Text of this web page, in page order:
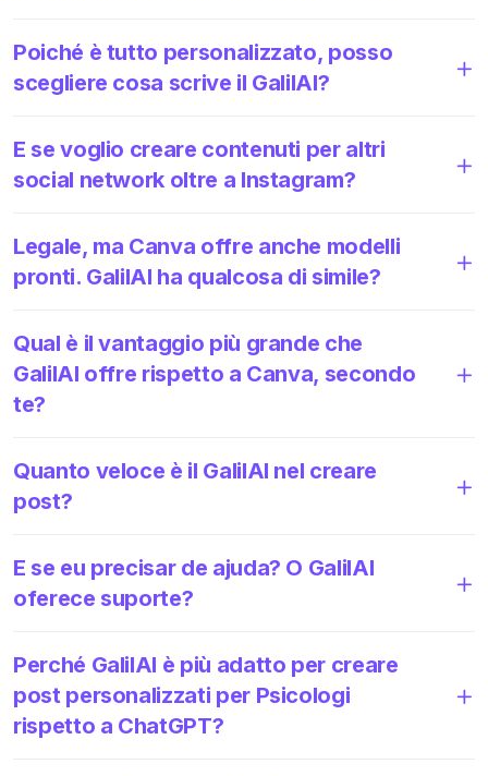
Poiché è tutto personalizzato, posso
scegliere cosa scrive il GalilAI?
E se voglio creare contenuti per altri
social network oltre a Instagram?
Legale, ma Canva offre anche modelli
pronti. GalilAI ha qualcosa di simile?
Qual è il vantaggio più grande che
GalilAI offre rispetto a Canva, secondo
te?
Quanto veloce è il GalilAI nel creare
post?
E se eu precisar de ajuda? O GalilAI
oferece suporte?
Perché GalilAI è più adatto per creare
post personalizzati per Psicologi
rispetto a ChatGPT?